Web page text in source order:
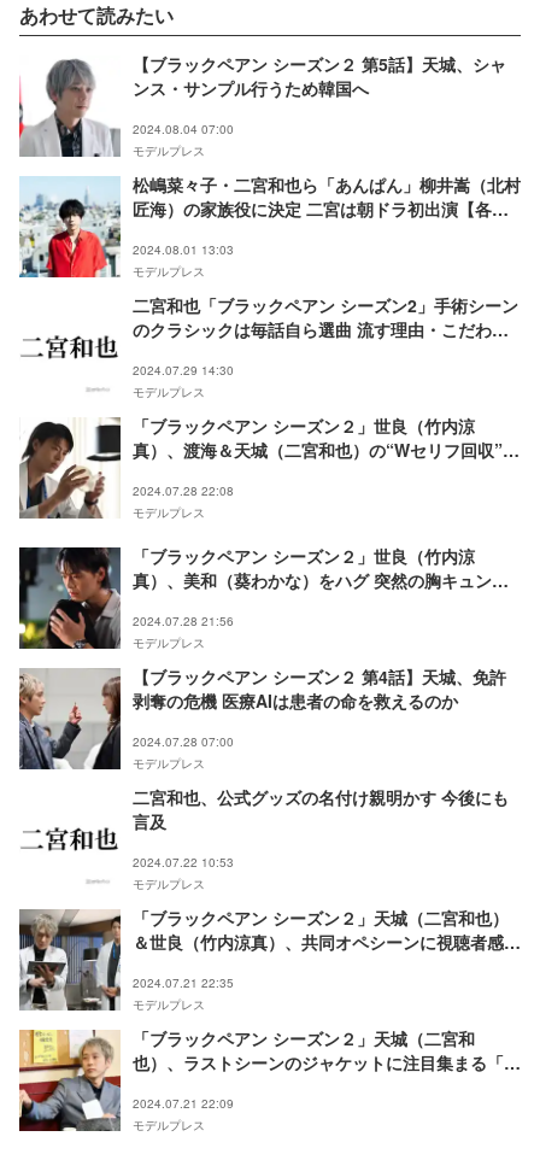
あわせて読みたい
【ブラックペアン シーズン２ 第5話】天城、シャ
ンス・サンプル行うため韓国へ
2024.08.04 07:00
モデルプレス
松嶋菜々子・二宮和也ら「あんぱん」柳井嵩（北村
匠海）の家族役に決定 二宮は朝ドラ初出演【各キ
2024.08.01 13:03
モデルプレス
二宮和也「ブラックペアン シーズン2」手術シーン
のクラシックは毎話自ら選曲 流す理由・こだわり
2024.07.29 14:30
モデルプレス
「ブラックペアン シーズン２」世良（竹内涼
真）、渡海＆天城（二宮和也）の“Wセリフ回収”に
2024.07.28 22:08
モデルプレス
「ブラックペアン シーズン２」世良（竹内涼
真）、美和（葵わかな）をハグ 突然の胸キュンシ
い」
2024.07.28 21:56
モデルプレス
【ブラックペアン シーズン２ 第4話】天城、免許
剥奪の危機 医療AIは患者の命を救えるのか
2024.07.28 07:00
モデルプレス
二宮和也、公式グッズの名付け親明かす 今後にも
言及
2024.07.22 10:53
モデルプレス
「ブラックペアン シーズン２」天城（二宮和也）
＆世良（竹内涼真）、共同オペシーンに視聴者感涙
声
2024.07.21 22:35
モデルプレス
「ブラックペアン シーズン２」天城（二宮和
也）、ラストシーンのジャケットに注目集まる「色
2024.07.21 22:09
モデルプレス